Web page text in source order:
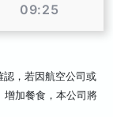
09:25
，若因航空公司或
增加餐食，本公司將